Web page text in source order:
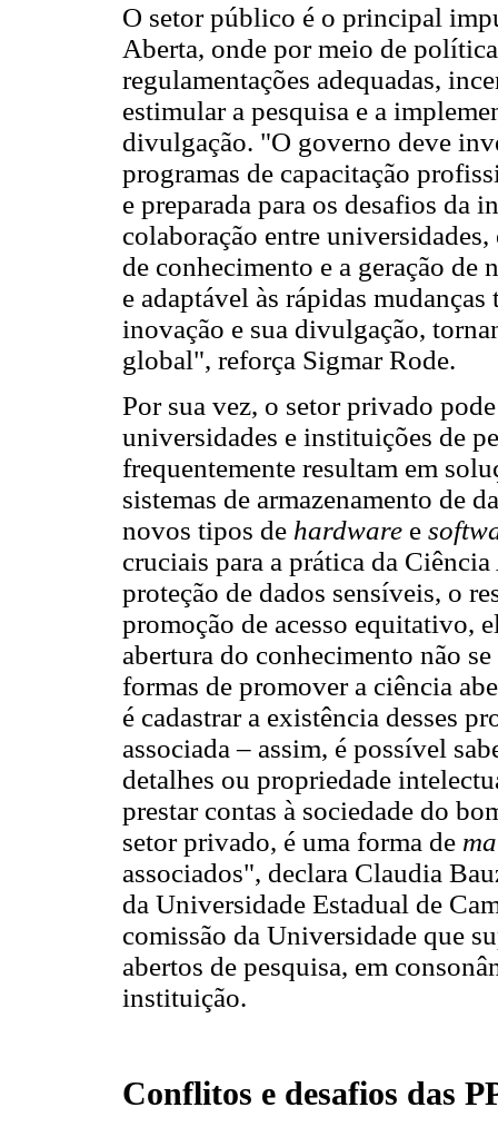
O setor público é o principal
Aberta, onde por meio de
regulamentações adequadas,
estimular a pesquisa e a
divulgação. "O governo deve
programas de capacitação
e preparada para os desafios da
colaboração entre
de conhecimento e a geração
e adaptável às rápidas
inovação e sua divulgação,
global", reforça Sigmar Rode.
Por sua vez, o setor privado
universidades e instituições de
frequentemente resultam em
sistemas de armazenamento de
novos tipos de hardware e
cruciais para a prática da
proteção de dados sensíveis, o
promoção de acesso equitativo,
abertura do conhecimento não
formas de promover a ciência
é cadastrar a existência desses
associada – assim, é possível
detalhes ou propriedade
prestar contas à sociedade do
setor privado, é uma forma de
associados", declara Claudia
da Universidade Estadual de
comissão da Universidade que
abertos de pesquisa, em
instituição.
Conflitos e desafios das